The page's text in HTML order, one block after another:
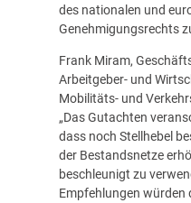
des nationalen und
Genehmigungsrechts
Frank Miram,
Arbeitgeber- und
Mobilitäts- und
„Das Gutachten
dass noch Stellhebel
der Bestandsnetze
beschleunigt zu
Empfehlungen würden